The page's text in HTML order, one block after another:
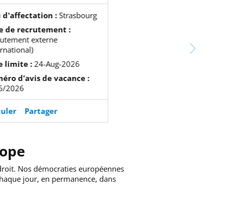
d'affectation :Strasbourg
de recrutement :
externe
limite :24-Aug-2026
d'avis de vacance :
2026
Partager
Nos démocraties européennes
jour, en permanence, dans